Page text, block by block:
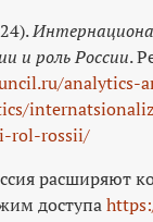
и роль России.
analytics-
rol-rossii/
расширяют
доступа